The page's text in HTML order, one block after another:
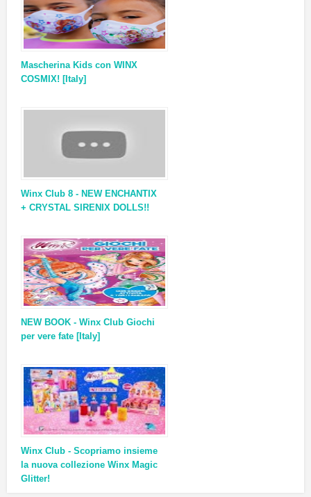
Mascherina Kids con WINX
COSMIX! [Italy]
Winx Club 8 - NEW ENCHANTIX
+ CRYSTAL SIRENIX DOLLS!!
NEW BOOK - Winx Club Giochi
per vere fate [Italy]
Winx Club - Scopriamo insieme
la nuova collezione Winx Magic
Glitter!